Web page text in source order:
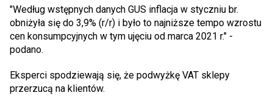
"Według wstępnych danych GUS inflacja w styczniu br.
obniżyła się do 3,9% (r/r) i było to najniższe tempo wzrostu
cen konsumpcyjnych w tym ujęciu od marca 2021 r." -
podano.
Eksperci spodziewają się, że podwyżkę VAT sklepy
przerzucą na klientów.